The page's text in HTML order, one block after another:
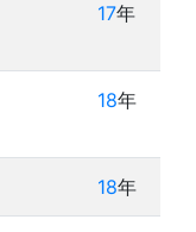
17年
18年
18年